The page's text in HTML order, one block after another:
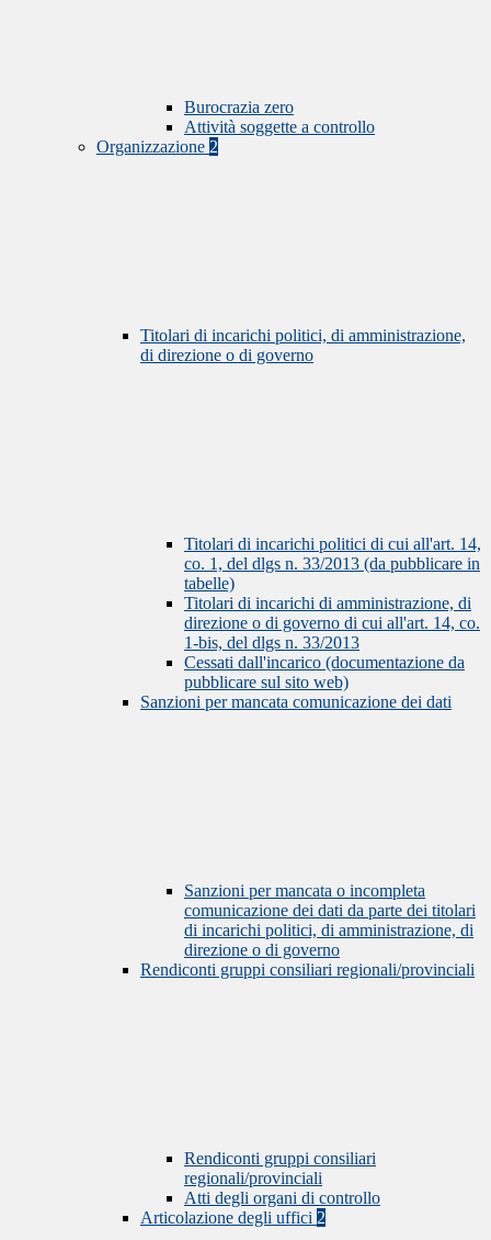
Burocrazia zero
Attività soggette a controllo
Organizzazione 2
Titolari di incarichi politici, di amministrazione,
di direzione o di governo
Titolari di incarichi politici di cui all'art. 14,
co. 1, del dlgs n. 33/2013 (da pubblicare in
tabelle)
Titolari di incarichi di amministrazione, di
direzione o di governo di cui all'art. 14, co.
1-bis, del dlgs n. 33/2013
Cessati dall'incarico (documentazione da
pubblicare sul sito web)
Sanzioni per mancata comunicazione dei dati
Sanzioni per mancata o incompleta
comunicazione dei dati da parte dei titolari
di incarichi politici, di amministrazione, di
direzione o di governo
Rendiconti gruppi consiliari regionali/provinciali
Rendiconti gruppi consiliari
regionali/provinciali
Atti degli organi di controllo
Articolazione degli uffici 2